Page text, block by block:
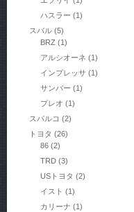
ハスラー (1)
スバル(5)
BRZ (1)
アルシオーネ (1)
インプレッサ (1)
サンバー (1)
プレオ (1)
スパルコ (2)
トヨタ (26)
86 (2)
TRD (3)
USトヨタ (2)
イスト (1)
カリーナ (1)